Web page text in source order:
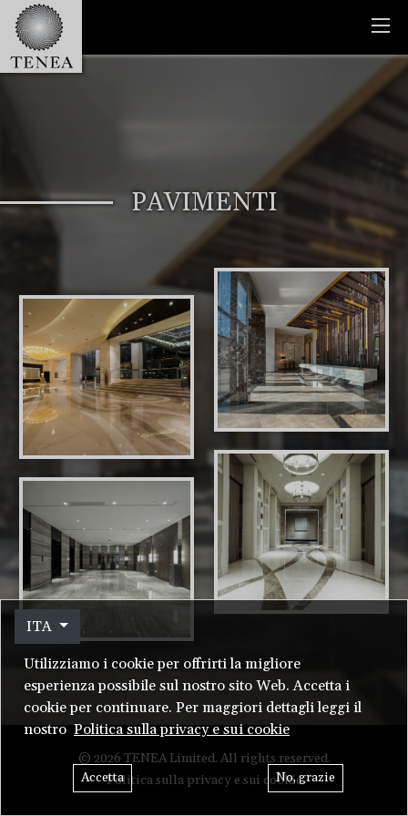
ITA
Utilizziamo i cookie per offrirti la migliore
esperienza possibile sul nostro sito Web. Accetta i
cookie per continuare. Per maggiori dettagli leggi il
nostroPolitica sulla privacy e sui cookie
Accetta No, grazie
PAVIMENTI
© 2026 TENEA Limited. All rights reserved.
Politica sulla privacy e sui cookie